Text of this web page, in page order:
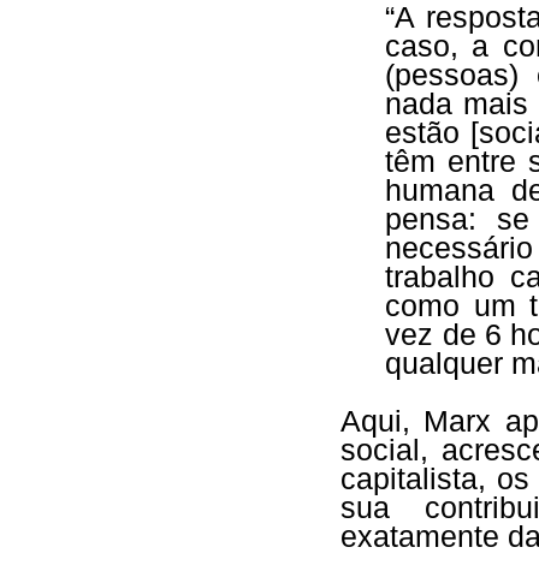
“A
caso, a
nada
estão
têm entre
humana
pensa:
trabalho
como um
vez de 6
qualquer
Aqui, Marx
social,
capitalista,
sua
exatamente